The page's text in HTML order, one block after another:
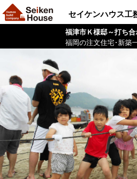
福津市Ｋ様邸～打ち合
福岡の注文住宅･新築
セイケンハウス工